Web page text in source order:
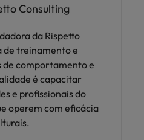
Consulting
da Rispetto
de treinamento e
comportamento e
é capacitar
e profissionais do
operem com eficácia